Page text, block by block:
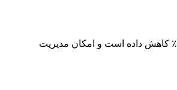
در انبار قطعات خودرو، استفاده از RFID و هوش مصنوعی باعث شده هر قطعه در لحظه قابل شناسایی باشد. این سیستم زمان جستجو را تا ۷۰٪ کاهش داده است و امکان مدیریت